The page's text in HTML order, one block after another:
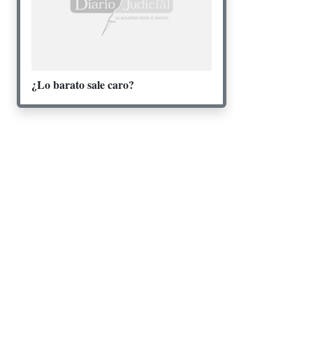
¿Lo barato sale caro?